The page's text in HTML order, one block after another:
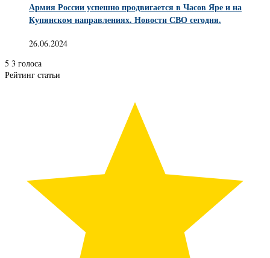
Армия России успешно продвигается в Часов Яре и на
Купянском направлениях. Новости СВО сегодня.
26.06.2024
5 3 голоса
Рейтинг статьи